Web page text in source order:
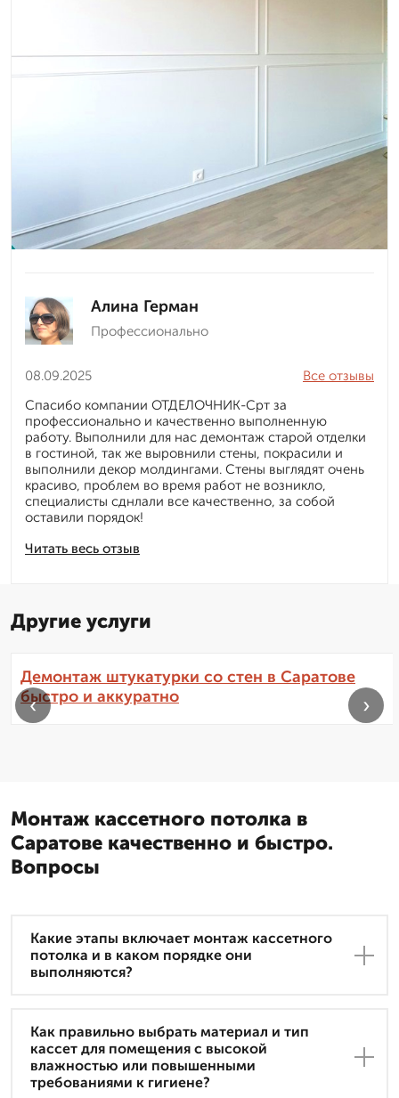
Алина Герман
Профессионально
08.09.2025
Читать весь отзыв
Все отзывы
Спасибо компании ОТДЕЛОЧНИК-Срт за
профессионально и качественно выполненную
работу. Выполнили для нас демонтаж старой отделки
в гостиной, так же выровнили стены, покрасили и
выполнили декор молдингами. Стены выглядят очень
красиво, проблем во время работ не возникло,
специалисты сднлали все качественно, за собой
оставили порядок!
Другие услуги
Демонтаж штукатурки со стен в Саратове
быстро и аккуратно
‹ ›
Монтаж кассетного потолка в
Саратове качественно и быстро.
Вопросы
Какие этапы включает монтаж кассетного
потолка и в каком порядке они
выполняются?
Как правильно выбрать материал и тип
кассет для помещения с высокой
влажностью или повышенными
требованиями к гигиене?